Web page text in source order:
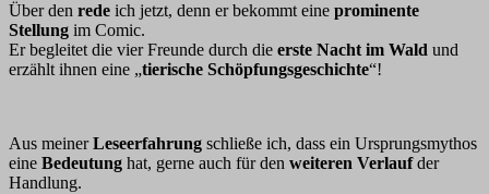
Über den rede ich jetzt, denn er bekommt eine prominente
Stellung im Comic.
Er begleitet die vier Freunde durch die erste Nacht im Wald und
erzählt ihnen eine „tierische Schöpfungsgeschichte“!
Aus meinerLeseerfahrung schließe ich, dass ein Ursprungsmythos
eine Bedeutung hat, gerne auch für den weiteren Verlaufder
Handlung.